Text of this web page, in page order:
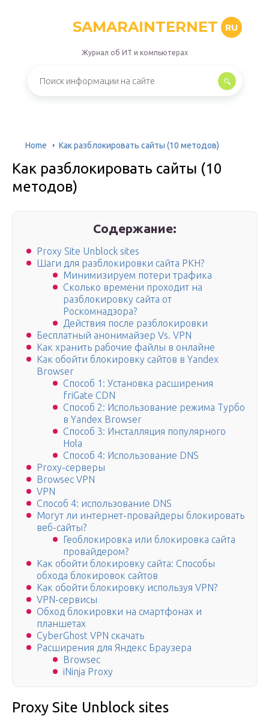
SAMARAINTERNET RU
Журнал об ИТ и компьютерах
Home Как разблокировать сайты (10 методов)
Как разблокировать сайты (10
методов)
Содержание:
Proxy Site Unblock sites
Шаги для разблокировки сайта РКН?
Минимизируем потери трафика
Сколько времени проходит на
разблокировку сайта от
Роскомнадзора?
Действия после разблокировки
Бесплатный анонимайзер Vs. VPN
Как хранить рабочие файлы в онлайне
Как обойти блокировку сайтов в Yandex
Browser
Способ 1: Установка расширения
friGate CDN
Способ 2: Использование режима Турбо
в Yandex Browser
Способ 3: Инсталляция популярного
Hola
Способ 4: Использование DNS
Proxy-серверы
Browsec VPN
VPN
Способ 4: использование DNS
Могут ли интернет-провайдеры блокировать
веб-сайты?
Геоблокировка или блокировка сайта
провайдером?
Как обойти блокировку сайта: Способы
обхода блокировок сайтов
Как обойти блокировку используя VPN?
VPN-сервисы
Обход блокировки на смартфонах и
планшетах
CyberGhost VPN скачать
Расширения для Яндекс Браузера
Browsec
iNinja Proxy
Proxy Site Unblock sites